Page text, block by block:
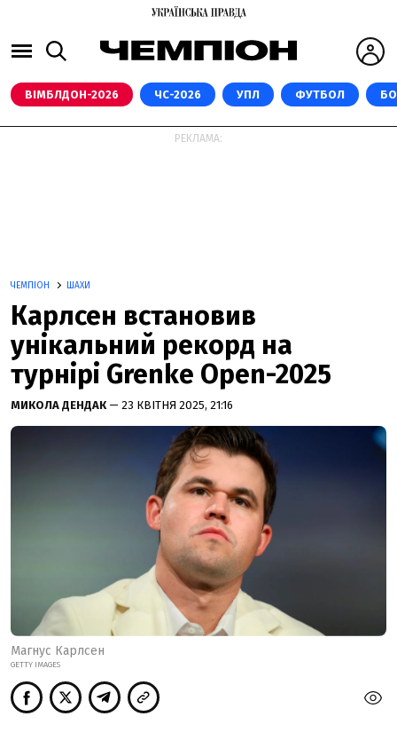
ВІМБЛДОН-2026 ЧС-2026 УПЛ ФУТБОЛ
РЕКЛАМА:
ЧЕМПІОН ШАХИ
Карлсен встановив
унікальний рекорд на
турнірі Grenke Open-2025
МИКОЛА ДЕНДАК — 23 КВІТНЯ 2025, 21:16
Магнус Карлсен
GETTY IMAGES